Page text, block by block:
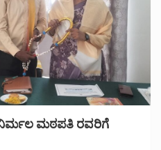
ಮಠಪತಿ ರವರಿಗೆ